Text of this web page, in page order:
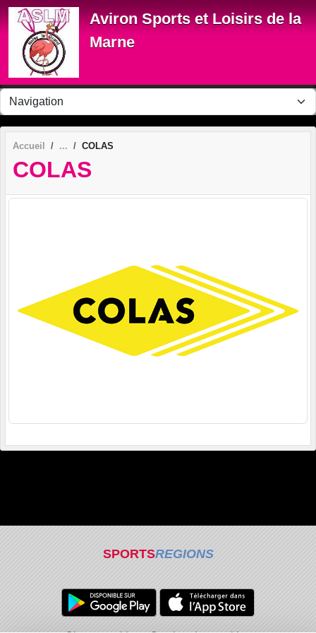
Aviron Sports et Loisirs de la
Marne
Accueil COLAS
COLAS
SPORTSREGIONS
Panneau de gestion des cookies